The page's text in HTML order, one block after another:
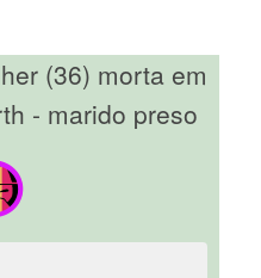
(36) morta em
- marido preso